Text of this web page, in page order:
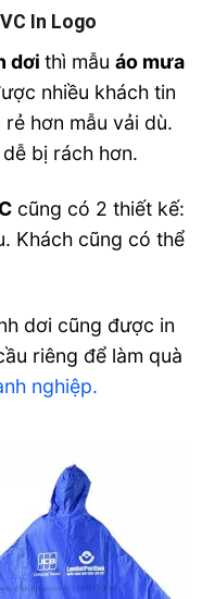
In Logo
dơi thì mẫu áo mưa
nhiều khách tin
hơn mẫu vải dù.
bị rách hơn.
cũng có 2 thiết kế:
Khách cũng có thể
dơi cũng được in
riêng để làm quà
nghiệp.